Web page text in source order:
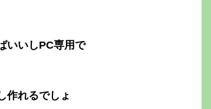
いいしPC専用で
作れるでしょ